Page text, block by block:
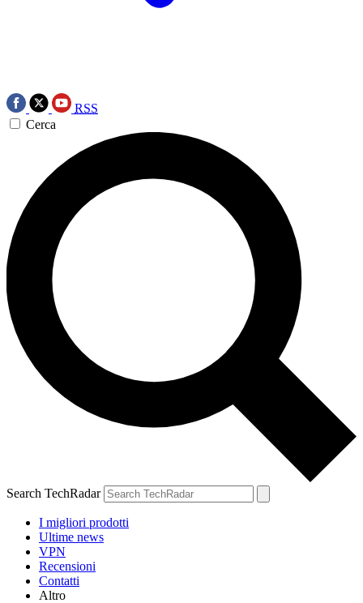
RSS
Cerca
Search TechRadar
I migliori prodotti
Ultime news
VPN
Recensioni
Contatti
Altro